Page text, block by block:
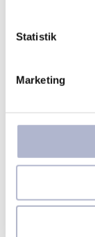
Statistik
Marketing